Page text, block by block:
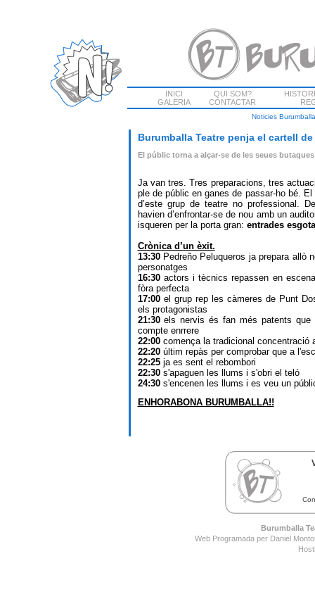
INICI QUI SOM?
GALERIA
CONTACTAR
Noticies Burumballa
Burumballa Teatre penja el cartell de
El públic torna a alçar-se de les seues
Ja van tres. Tres preparacions, tres
ple de públic en ganes de passar-ho bé.
d’este grup de teatre no professional.
havien d’enfrontar-se de nou amb un
isqueren per la porta gran: entrades
Crònica d’un èxit.
13:30Pedreño Peluqueros ja prepara allò
personatges
16:30actors i tècnics repassen en
fòra perfecta
17:00el grup rep les càmeres de Punt
els protagonistas
21:30els nervis és fan més patents que
compte enrrere
22:00comença la tradicional concentració
22:20últim repàs per comprobar que a
22:25ja es sent el rebombori
22:30s'apaguen les llums i s'obri el teló
24:30s'encenen les llums i es veu un
ENHORABONA BURUMBALLA!!
Burumballa
Web Programada per Daniel